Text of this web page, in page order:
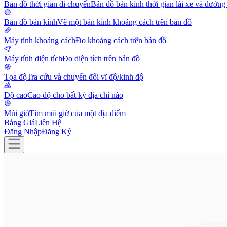
Bản đồ thời gian di chuyểnBản đồ bán kính thời gian lái xe và
Bản đồ bán kínhVẽ một bán kính khoảng cách trên bản đồ
Máy tính khoảng cáchĐo khoảng cách trên bản đồ
Máy tính diện tíchĐo diện tích trên bản đồ
Tọa độTra cứu và chuyển đổi vĩ độ/kinh độ
Độ caoCao độ cho bất kỳ địa chỉ nào
Múi giờTìm múi giờ của một địa điểm
Bảng GiáLiên Hệ
Đăng NhậpĐăng Ký